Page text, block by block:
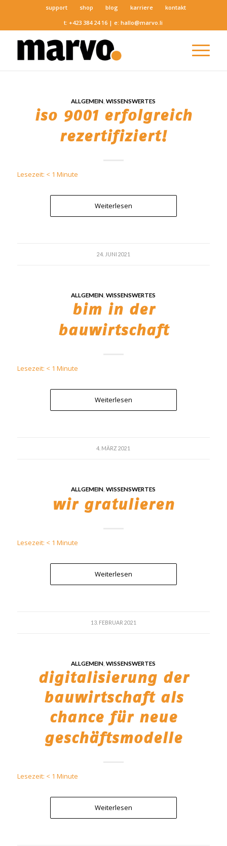
support shop blog karriere
kontakt
t:+423 384 24 16 | e:hallo@marvo.li
ALLGEMEIN ,WISSENSWERTES
iso 9001 erfolgreich
rezertifiziert!
Lesezeit: < 1 Minute
Weiterlesen
24. JUNI 2021
ALLGEMEIN ,WISSENSWERTES
bim in der
bauwirtschaft
Lesezeit: < 1 Minute
Weiterlesen
4. MÄRZ 2021
ALLGEMEIN ,WISSENSWERTES
wir gratulieren
Lesezeit: < 1 Minute
Weiterlesen
13. FEBRUAR 2021
ALLGEMEIN ,WISSENSWERTES
digitalisierung der
bauwirtschaft als
chance für neue
geschäftsmodelle
Lesezeit: < 1 Minute
Weiterlesen